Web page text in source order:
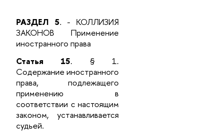
РАЗДЕЛ 5. - КОЛЛИЗИЯ
ЗАКОНОВ Применение
иностранного права
Статья 15. § 1.
Содержание иностранного
права, подлежащего
применению в
соответствии с настоящим
законом, устанавливается
судьей.